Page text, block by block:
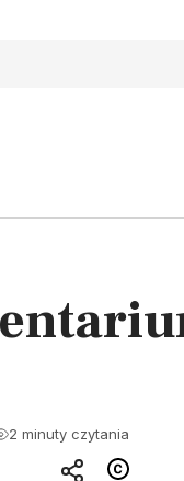
2 minuty czytania